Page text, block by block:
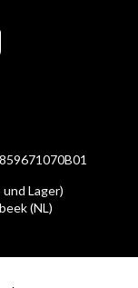
Lager)
(NL)